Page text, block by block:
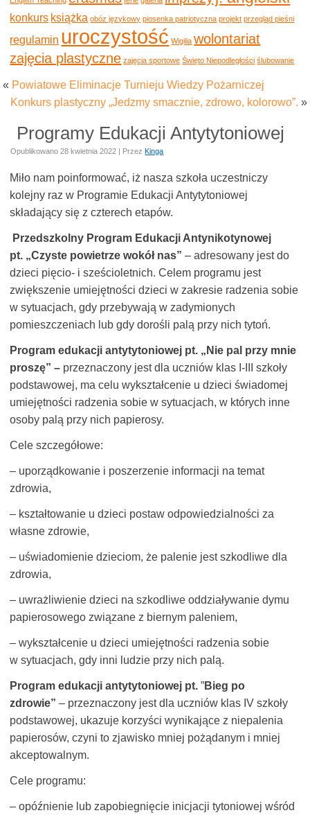
konkurs książka obóz językowy piosenka patriotyczna projekt przegląd pieśni
regulamin uroczystość Wigilia wolontariat
zajęcia plastyczne zajęcia sportowe Święto Niepodległości ślubowanie
« Powiatowe Eliminacje Turnieju Wiedzy Pożarniczej
Konkurs plastyczny „Jedzmy smacznie, zdrowo, kolorowo”. »
Programy Edukacji Antytytoniowej
Opublikowano 28 kwietnia 2022 | Przez Kinga
Miło nam poinformować, iż nasza szkoła uczestniczy
kolejny raz w Programie Edukacji Antytytoniowej
składający się z czterech etapów.
Przedszkolny Program Edukacji Antynikotynowej
pt. „Czyste powietrze wokół nas” – adresowany jest do
dzieci pięcio- i sześcioletnich. Celem programu jest
zwiększenie umiejętności dzieci w zakresie radzenia sobie
w sytuacjach, gdy przebywają w zadymionych
pomieszczeniach lub gdy dorośli palą przy nich tytoń.
Program edukacji antytytoniowej pt. „Nie pal przy mnie
proszę” – przeznaczony jest dla uczniów klas I-III szkoły
podstawowej, ma celu wykształcenie u dzieci świadomej
umiejętności radzenia sobie w sytuacjach, w których inne
osoby palą przy nich papierosy.
Cele szczegółowe:
– uporządkowanie i poszerzenie informacji na temat
zdrowia,
– kształtowanie u dzieci postaw odpowiedzialności za
własne zdrowie,
– uświadomienie dzieciom, że palenie jest szkodliwe dla
zdrowia,
– uwrażliwienie dzieci na szkodliwe oddziaływanie dymu
papierosowego związane z biernym paleniem,
– wykształcenie u dzieci umiejętności radzenia sobie
w sytuacjach, gdy inni ludzie przy nich palą.
Program edukacji antytytoniowej pt.”Bieg po
zdrowie” – przeznaczony jest dla uczniów klas IV szkoły
podstawowej, ukazuje korzyści wynikające z niepalenia
papierosów, czyni to zjawisko mniej pożądanym i mniej
akceptowalnym.
Cele programu:
– opóźnienie lub zapobiegnięcie inicjacji tytoniowej wśród